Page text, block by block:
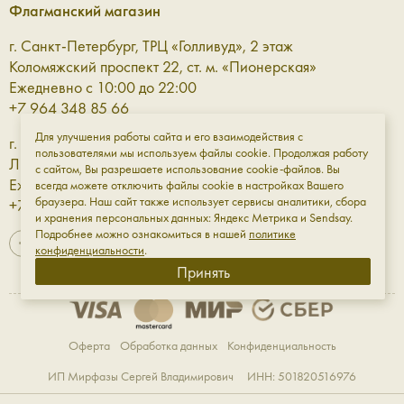
желание согреться. Мы делаем их так, чтобы рука в них
подчёркивала её форму. Ниже рассказываем чуть больше
о женских перчатках, которые есть в Aprell:
Все цветные и спокойные модели выполнены из
натуральной кожи без искусственного покрытия
В их производстве мы используем только материалы
высокого качества от ведущих мировых компаний
(например, овчина закупается у английского
поставщика Pittards plc — признанного лидера в
производстве и выделке кожи)
Они не теряют форму — даже в дождь и холод
Перчатки приятны к коже: мягкие, тактильные, с ними
Палитра разнообразна: есть яркие модели, которые
говорят сами за себя, а есть более тихие —
дополняющие
Если вы хотите купить кожаные женские перчатки —
Флагманский магазин
г. Санкт-Петербург, ТРЦ «Голливуд», 2 этаж
Коломяжский проспект 22, ст. м. «Пионерская»
Ежедневно с 10:00 до 22:00
+7 964 348 85 66
г. Санкт-Петербург, ТРЦ «Галерея» 3 этаж
Лиговский проспект, 30а, ст. м. «Площадь Восстания»
Ежедневно с 10:00 до 23:00
+7 961 811-18-98
Оферта Обработка данных
Конфиденциальность
ИП Мирфазы Сергей Владимирович ИНН: 501820516976
Для улучшения работы сайта и его взаимодействия с
пользователями мы используем файлы cookie. Продолжая работу
с сайтом, Вы разрешаете использование cookie-файлов. Вы
всегда можете отключить файлы cookie в настройках Вашего
браузера. Наш сайт также использует сервисы аналитики, сбора
и хранения персональных данных: Яндекс Метрика и Sendsay.
Подробнее можно ознакомиться в нашей политике
конфиденциальности.
Принять